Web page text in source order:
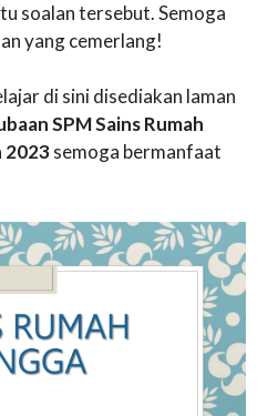
soalan tersebut. Semoga
yang cemerlang!
di sini disediakan laman
SPM Sains Rumah
2023semoga bermanfaat